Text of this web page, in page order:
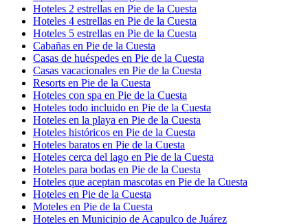
Hoteles 2 estrellas en Pie de la Cuesta
Hoteles 4 estrellas en Pie de la Cuesta
Hoteles 5 estrellas en Pie de la Cuesta
Cabañas en Pie de la Cuesta
Casas de huéspedes en Pie de la Cuesta
Casas vacacionales en Pie de la Cuesta
Resorts en Pie de la Cuesta
Hoteles con spa en Pie de la Cuesta
Hoteles todo incluido en Pie de la Cuesta
Hoteles en la playa en Pie de la Cuesta
Hoteles históricos en Pie de la Cuesta
Hoteles baratos en Pie de la Cuesta
Hoteles cerca del lago en Pie de la Cuesta
Hoteles para bodas en Pie de la Cuesta
Hoteles que aceptan mascotas en Pie de la Cuesta
Hoteles en Pie de la Cuesta
Moteles en Pie de la Cuesta
Hoteles en Municipio de Acapulco de Juárez